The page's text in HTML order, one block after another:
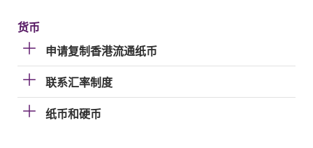
货币
申请复制香港流通纸币
联系汇率制度
纸币和硬币